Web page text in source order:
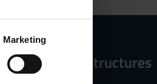
Marketing
Reference structures